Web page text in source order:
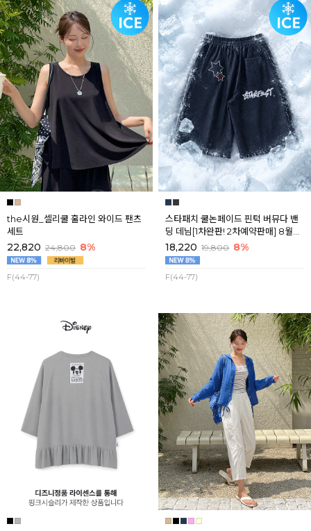
the시원_셀리쿨 훌라인 와이드 팬츠
세트
22,820 24,800 8%
F(44-77)
스타패치 쿨논페이드 핀턱 버뮤다 밴
딩 데님[1차완판! 2차예약판매] 8월셋
째주 순차배송
18,220 19,800 8%
F(44-77)